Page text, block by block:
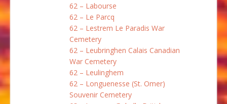
62 – Labourse
62 – Le Parcq
62 – Lestrem Le Paradis War
Cemetery
62 – Leubringhen Calais Canadian
War Cemetery
62 – Leulinghem
62 – Longuenesse (St. Omer)
Souvenir Cemetery